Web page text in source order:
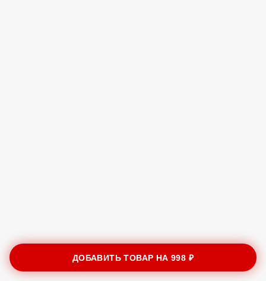
ДОБАВИТЬ ТОВАР НА998 ₽